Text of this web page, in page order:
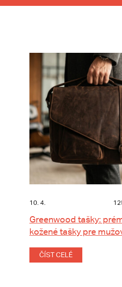
10. 4.
Greenwood tašky:
kožené tašky pre
ČÍST CELÉ